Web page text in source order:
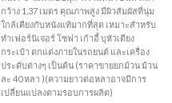
กว้าง 1.37 เมตร คุณภาพสูง มีผิวสัมผัสที่นุ่ม
ใกล้เคียงกับหนังแท้มากที่สุด เหมาะสำหรับ
ทำเฟอร์นิเจอร์ โซฟา เก้าอี้ บุหัวเตียง
กระเป๋า ตกแต่งภายในรถยนต์ และเครื่อง
ประดับต่างๆ เป็นต้น (ราคาขายยกม้วน ม้วน
ละ 40 หลา )(ความยาวต่อหลาอาจมีการ
เปลี่ยนแปลงตามรอบการผลิต)